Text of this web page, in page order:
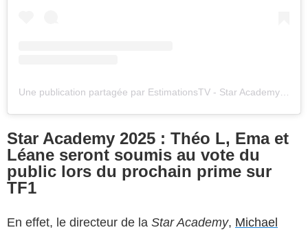
Une publication partagée par EstimationsTV - Star Academy ✨ (@estimationstv)
Star Academy 2025 : Théo L, Ema et
Léane seront soumis au vote du
public lors du prochain prime sur
TF1
En effet, le directeur de la Star Academy, Michael